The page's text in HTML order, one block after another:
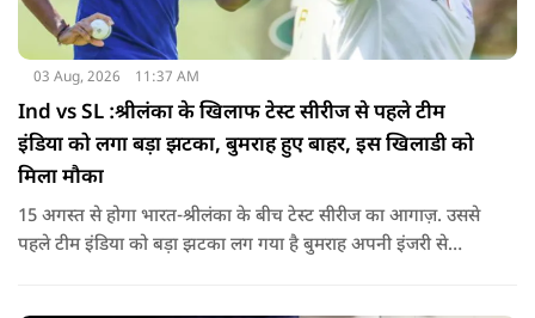
03 Aug, 2026 11:37 AM
Ind vs SL :श्रीलंका के खिलाफ टेस्ट सीरीज से पहले टीम
इंडिया को लगा बड़ा झटका, बुमराह हुए बाहर, इस खिलाडी को
मिला मौका
15 अगस्त से होगा भारत-श्रीलंका के बीच टेस्ट सीरीज का आगाज़. उससे
पहले टीम इंडिया को बड़ा झटका लग गया है बुमराह अपनी इंजरी से